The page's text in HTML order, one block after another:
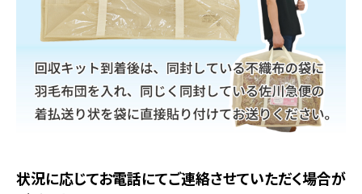
状況に応じてお電話にてご連絡させていただく場合が